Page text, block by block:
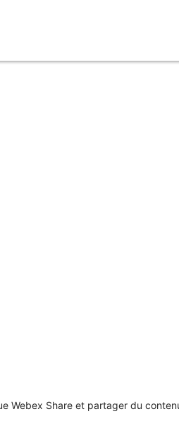
Webex Share et partager du